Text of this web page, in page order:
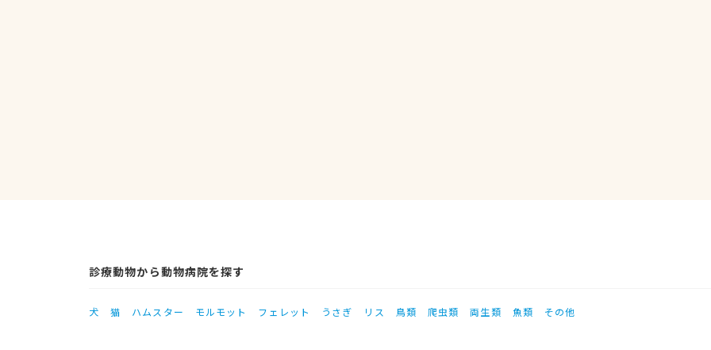
診療動物から動物病院を探す
犬 猫 ハムスター モルモット フェレット うさぎ リス 鳥類 爬虫類 両生類 魚類 その他